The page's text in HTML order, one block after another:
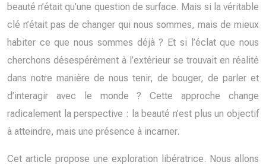
beauté n’était qu’une question de surface. Mais si la véritable
clé n’était pas de changer qui nous sommes, mais de mieux
habiter ce que nous sommes déjà ? Et si l’éclat que nous
cherchons désespérément à l’extérieur se trouvait en réalité
dans notre manière de nous tenir, de bouger, de parler et
d’interagir avec le monde ? Cette approche change
radicalement la perspective : la beauté n’est plus un objectif
à atteindre, mais une présence à incarner.
Cet article propose une exploration libératrice. Nous allons